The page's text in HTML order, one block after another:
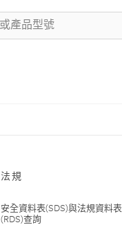
法規
安全資料表(SDS)與法規資料表
(RDS)查詢